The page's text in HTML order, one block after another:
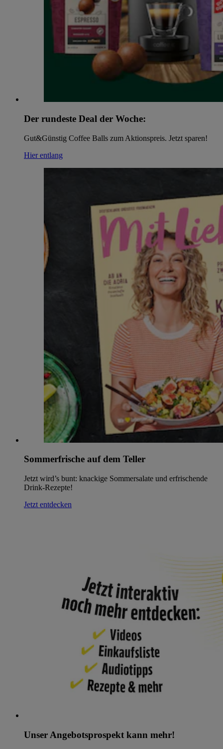
Der rundeste Deal der Woche:
Gut&Günstig Coffee Balls zum Aktionspreis. Jetzt sparen!
Hier entlang
Sommerfrische auf dem Teller
Jetzt wird’s bunt: knackige Sommersalate und erfrischende
Drink-Rezepte!
Jetzt entdecken
Unser Angebotsprospekt kann mehr!